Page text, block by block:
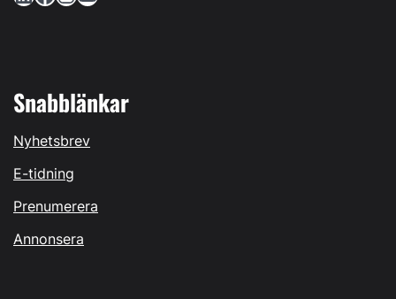
Snabblänkar
Nyhetsbrev
E-tidning
Prenumerera
Annonsera